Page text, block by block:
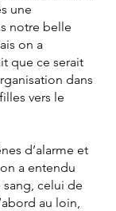
une
notre belle
on a
que ce serait
dans
vers le
d’alarme et
a entendu
celui de
au loin,